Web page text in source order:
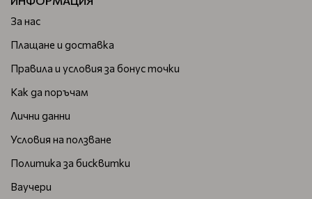
За нас
Плащане и доставка
Правила и условия за бонус точки
Как да поръчам
Лични данни
Условия на ползване
Политика за бисквитки
Ваучери